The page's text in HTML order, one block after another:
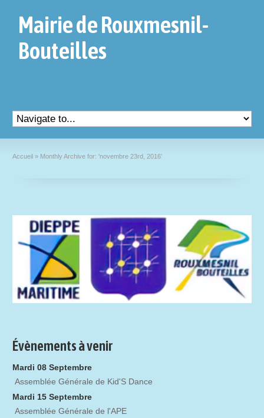
Mairie de Rouxmesnil-
Bouteilles
Accueil » Monthly Archive for: 'novembre 23rd, 2016'
Évènements à venir
Mardi 08 Septembre
Assemblée Générale de Kid'S Dance
Mardi 15 Septembre
Assemblée Générale de l'APE